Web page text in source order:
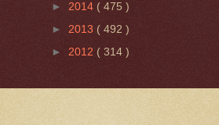
► 2014 ( 475 )
► 2013 ( 492 )
► 2012 ( 314 )